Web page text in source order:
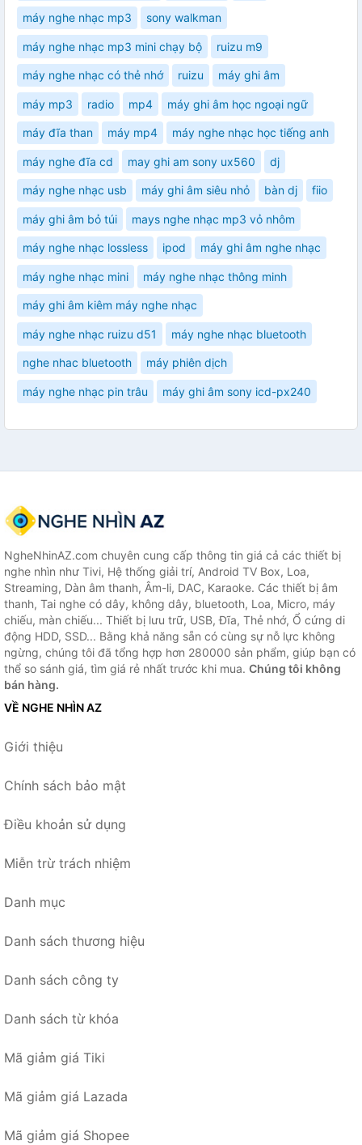
máy nghe nhạc mp3 sony walkman
máy nghe nhạc mp3 mini chạy bộ ruizu m9
máy nghe nhạc có thẻ nhớ ruizu máy ghi âm
máy mp3 radio mp4 máy ghi âm học ngoại ngữ
máy đĩa than máy mp4 máy nghe nhạc học tiếng anh
máy nghe đĩa cd may ghi am sony ux560 dj
máy nghe nhạc usb máy ghi âm siêu nhỏ bàn dj fiio
máy ghi âm bỏ túi mays nghe nhạc mp3 vỏ nhôm
máy nghe nhạc lossless ipod máy ghi âm nghe nhạc
máy nghe nhạc mini máy nghe nhạc thông minh
máy ghi âm kiêm máy nghe nhạc
máy nghe nhạc ruizu d51 máy nghe nhạc bluetooth
nghe nhac bluetooth máy phiên dịch
máy nghe nhạc pin trâu máy ghi âm sony icd-px240
NgheNhinAZ.com chuyên cung cấp thông tin giá cả các thiết bị
nghe nhìn như Tivi, Hệ thống giải trí, Android TV Box, Loa,
Streaming, Dàn âm thanh, Âm-li, DAC, Karaoke. Các thiết bị âm
thanh, Tai nghe có dây, không dây, bluetooth, Loa, Micro, máy
chiếu, màn chiếu... Thiết bị lưu trữ, USB, Đĩa, Thẻ nhớ, Ổ cứng di
động HDD, SSD... Bằng khả năng sẵn có cùng sự nỗ lực không
ngừng, chúng tôi đã tổng hợp hơn 280000 sản phẩm, giúp bạn có
thể so sánh giá, tìm giá rẻ nhất trước khi mua. Chúng tôi không
bán hàng.
VỀ NGHE NHÌN AZ
Giới thiệu
Chính sách bảo mật
Điều khoản sử dụng
Miễn trừ trách nhiệm
Danh mục
Danh sách thương hiệu
Danh sách công ty
Danh sách từ khóa
Mã giảm giá Tiki
Mã giảm giá Lazada
Mã giảm giá Shopee